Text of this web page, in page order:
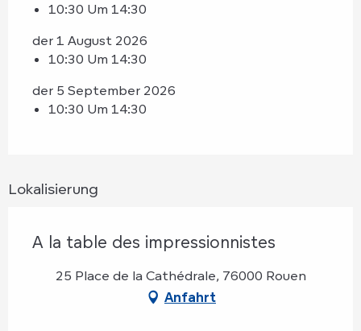
10:30 Um 14:30
der 1 August 2026
10:30 Um 14:30
der 5 September 2026
10:30 Um 14:30
Lokalisierung
A la table des impressionnistes
25 Place de la Cathédrale, 76000 Rouen
Anfahrt